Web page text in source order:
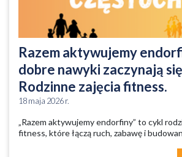
Razem aktywujemy
dobre nawyki zaczynają
Rodzinne zajęcia fitness.
18 maja 2026 r.
„Razem aktywujemy endorfiny” to cykl
fitness, które łączą ruch, zabawę i